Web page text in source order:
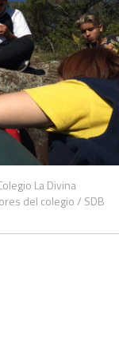
La Divina
del colegio / SDB